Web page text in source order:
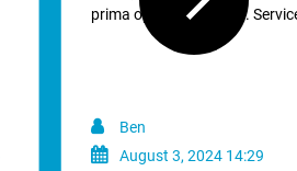
dik is een opzetkam zeker niet aan te
al niet makkelijk door een dikke
prima opgelost. Klasse.
Ben
August 3, 2024 14:29